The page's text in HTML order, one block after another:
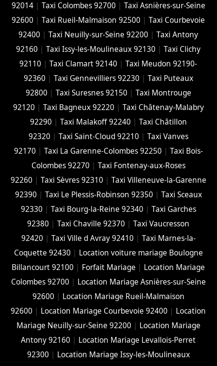
92014| Taxi Colombes 92700 | Taxi Asnières-sur-Seine
92600 |Taxi Rueil-Malmaison 92500 |Taxi Courbevoie
92400 |Taxi Neuilly-sur-Seine 92200 |Taxi Antony
92160 |Taxi Issy-les-Moulineaux 92130 |Taxi Clichy
92110 |Taxi Clamart 92140 |Taxi Meudon 92190-
92360 | Taxi Gennevilliers 92230 | Taxi Puteaux
92800 | Taxi Suresnes 92150 | Taxi Montrouge
92120 | Taxi Bagneux 92220 | Taxi Châtenay-Malabry
92290 | Taxi Malakoff 92240 | Taxi Châtillon
92320 | Taxi Saint-Cloud 92210 | Taxi Vanves
92170 | Taxi La Garenne-Colombes 92250 | Taxi Bois-
Colombes 92270 | Taxi Fontenay-aux-Roses
92260 | Taxi Sèvres 92310 | Taxi Villeneuve-la-Garenne
92390 | Taxi Le Plessis-Robinson 92350 | Taxi Sceaux
92330 | Taxi Bourg-la-Reine 92340 | Taxi Garches
92380 |Taxi Chaville 92370 |Taxi Vaucresson
92420 | Taxi Ville d Avray 92410 | Taxi Marnes-la-
Coquette 92430 | Location voiture mariage Boulogne
Billancourt 92100 | Forfait Mariage | Location Mariage
Colombes 92700 | Location Mariage Asnières-sur-Seine
92600 | Location Mariage Rueil-Malmaison
92600 | Location Mariage Courbevoie 92400 | Location
Mariage Neuilly-sur-Seine 92200 | Location Mariage
Antony 92160 | Location Mariage Levallois-Perret
92300 | Location Mariage Issy-les-Moulineaux